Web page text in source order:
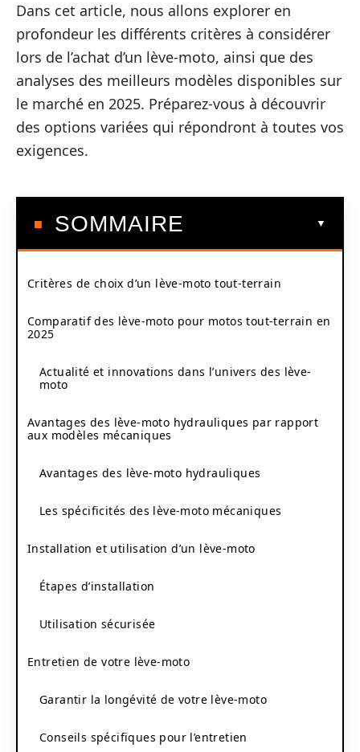
Dans cet article, nous allons explorer en
profondeur les différents critères à considérer
lors de l’achat d’un lève-moto, ainsi que des
analyses des meilleurs modèles disponibles sur
le marché en 2025. Préparez-vous à découvrir
des options variées qui répondront à toutes vos
exigences.
SOMMAIRE
Critères de choix d’un lève-moto tout-terrain
Comparatif des lève-moto pour motos tout-terrain en
2025
Actualité et innovations dans l’univers des lève-
moto
Avantages des lève-moto hydrauliques par rapport
aux modèles mécaniques
Avantages des lève-moto hydrauliques
Les spécificités des lève-moto mécaniques
Installation et utilisation d’un lève-moto
Étapes d’installation
Utilisation sécurisée
Entretien de votre lève-moto
Garantir la longévité de votre lève-moto
Conseils spécifiques pour l’entretien